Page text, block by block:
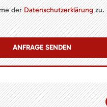
derDatenschutzerklärungzu.